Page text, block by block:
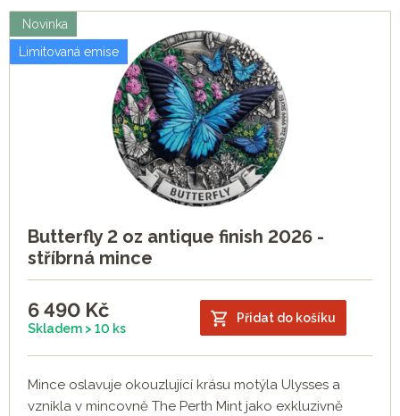
Novinka
Limitovaná emise
Butterfly 2 oz antique finish 2026 -
stříbrná mince
6 490 Kč
Skladem > 10 ks
Přidat do košíku
Mince oslavuje okouzlující krásu motýla Ulysses a
vznikla v mincovně The Perth Mint jako exkluzivně